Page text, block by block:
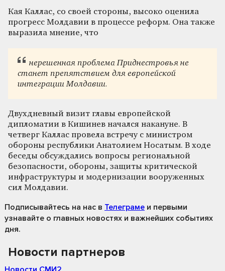
Кая Каллас, со своей стороны, высоко оценила
прогресс Молдавии в процессе реформ. Она также
выразила мнение, что
нерешенная проблема Приднестровья не
станет препятствием для европейской
интеграции Молдавии.
Двухдневный визит главы европейской
дипломатии в Кишинев начался накануне. В
четверг Каллас провела встречу с министром
обороны республики Анатолием Носатым. В ходе
беседы обсуждались вопросы региональной
безопасности, обороны, защиты критической
инфраструктуры и модернизации вооруженных
сил Молдавии.
Подписывайтесь на нас в Телеграме и первыми
узнавайте о главных новостях и важнейших событиях
дня.
Новости партнеров